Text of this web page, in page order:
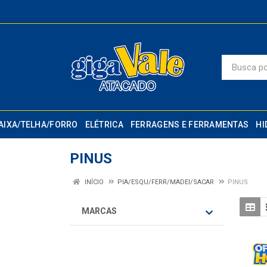
TELHA/FORRO ELÉTRICA FERRAGENS E FERRAMENTAS
PINUS
INÍCIO PIA/ESQU/FERR/MADEI/SACAR PINUS
MARCAS